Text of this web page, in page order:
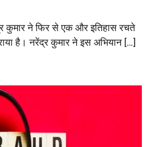
कुमार ने फिर से एक और इतिहास रचते
है। नरेंद्र कुमार ने इस अभियान […]